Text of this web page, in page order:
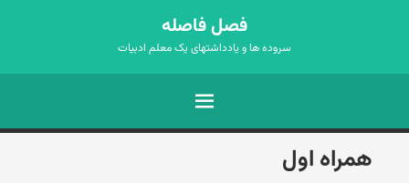
فصل فاصله
سروده ها و یادداشتهای یک معلم ادبیات
فهرست
رفتن
به
همراه اول